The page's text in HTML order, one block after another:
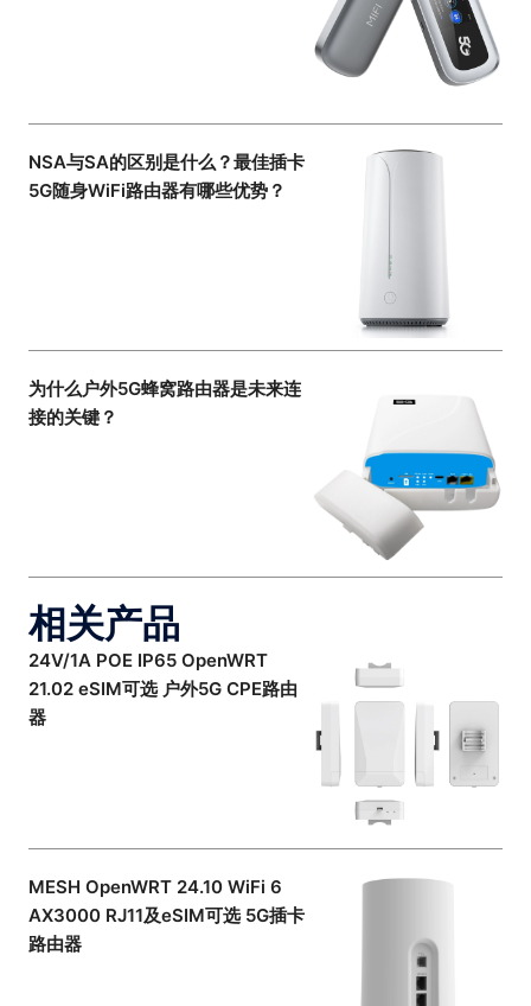
NSA与SA的区别是什么？最佳插卡
5G随身WiFi路由器有哪些优势？
为什么户外5G蜂窝路由器是未来连
接的关键？
相关产品
24V/1A POE IP65 OpenWRT
21.02 eSIM可选 户外5G CPE路由
器
MESH OpenWRT 24.10 WiFi 6
AX3000 RJ11及eSIM可选 5G插卡
路由器